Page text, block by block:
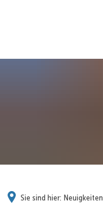
Sie sind hier: Neuigkeiten